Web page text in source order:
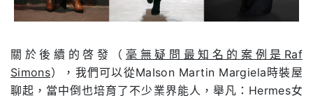
關於後續的啓發（毫無疑問最知名的案例是Raf
Simons），我們可以從MaIson Martin Margiela時裝屋
聊起，當中倒也培育了不少業界能人，舉凡：Hermes女